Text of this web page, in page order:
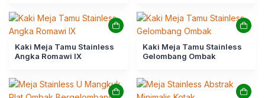
Kaki Meja Tamu Stainless
Angka Romawi IX
Kaki Meja Tamu Stainless
Gelombang Ombak